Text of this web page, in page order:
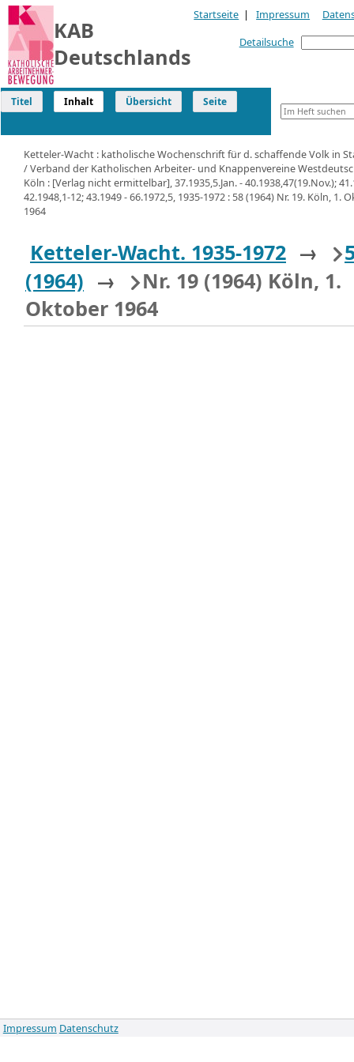
KAB
Deutschlands
Startseite | Impressum
Detailsuche
Titel Inhalt Übersicht Seite
Ketteler-Wacht : katholische Wochenschrift für d. schaffende Volk in
/ Verband der Katholischen Arbeiter- und Knappenvereine
Köln : [Verlag nicht ermittelbar], 37.1935,5.Jan. - 40.1938,47(19.Nov.);
42.1948,1-12; 43.1949 - 66.1972,5, 1935-1972 : 58 (1964) Nr. 19. Köln, 1.
1964
Ketteler-Wacht. 1935-1972 →
(1964) →
Nr. 19 (1964) Köln, 1.
Oktober 1964
Impressum Datenschutz